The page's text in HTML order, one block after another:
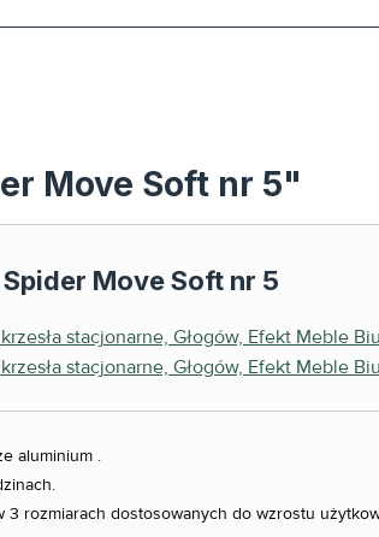
Move Soft nr 5"
Move Soft nr 5
aluminium .
rozmiarach dostosowanych do wzrostu